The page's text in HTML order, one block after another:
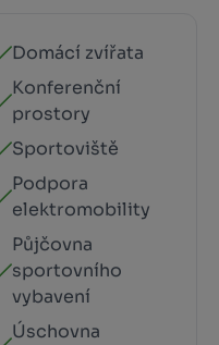
Domácí zvířata
Konferenční
prostory
Sportoviště
Podpora
elektromobility
Půjčovna
sportovního
vybavení
Úschovna